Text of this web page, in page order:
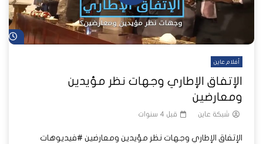
أفلام عاين
الإتفاق الإطاري وجهات نظر مؤيدين
ومعارضين
شبكة عاين قبل 4 سنوات
الإتفاق الإطاري وجهات نظر مؤيدين ومعارضين #فيديوهات